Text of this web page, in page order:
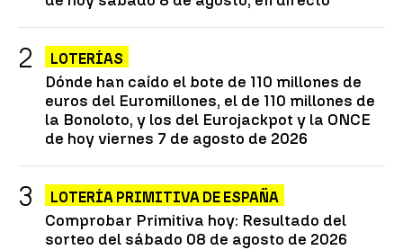
LOTERÍAS
Dónde han caído el bote de 110 millones de
euros del Euromillones, el de 110 millones de
la Bonoloto, y los del Eurojackpot y la ONCE
de hoy viernes 7 de agosto de 2026
LOTERÍA PRIMITIVA DE ESPAÑA
Comprobar Primitiva hoy: Resultado del
sorteo del sábado 08 de agosto de 2026